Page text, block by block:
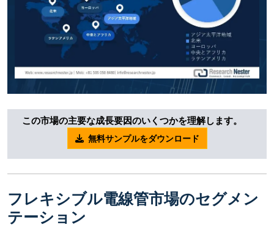
この市場の主要な成長要因のいくつかを理解します。
無料サンプルをダウンロード
フレキシブル電線管市場のセグメン
テーション